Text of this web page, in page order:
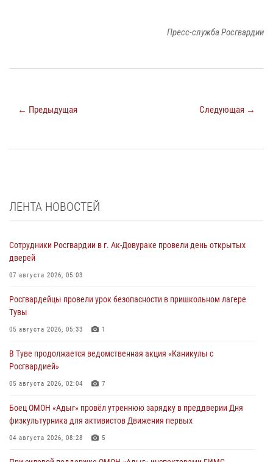
Пресс-служба Росгвардии
← Предыдущая Следующая →
ЛЕНТА НОВОСТЕЙ
Сотрудники Росгвардии в г. Ак-Довураке провели день открытых
дверей
07 августа 2026, 05:03
Росгвардейцы провели урок безопасности в пришкольном лагере
Тувы
05 августа 2026, 05:33 1
В Туве продолжается ведомственная акция «Каникулы с
Росгвардией»
05 августа 2026, 02:04 7
Боец ОМОН «Адыг» провёл утреннюю зарядку в преддверии Дня
физкультурника для активистов Движения первых
04 августа 2026, 08:28 5